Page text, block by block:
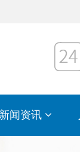
闻资讯